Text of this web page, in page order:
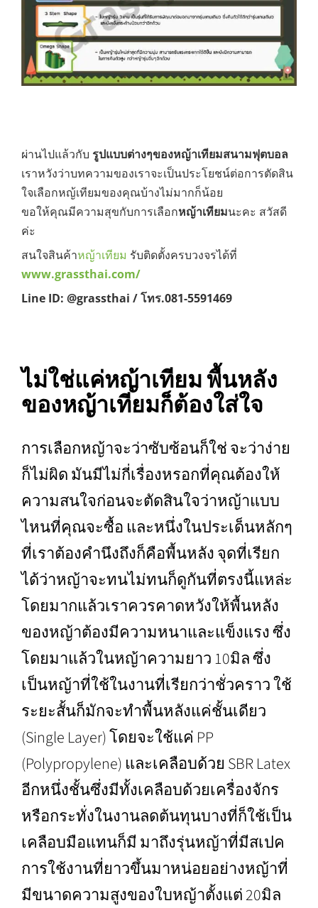
ผ่านไปแล้วกับ รูปแบบต่างๆของหญ้าเทียมสนามฟุตบอล
เราหวังว่าบทความของเราจะเป็นประโยชน์ต่อการตัดสิน
ใจเลือกหญ้เทียมของคุณบ้างไม่มากก็น้อย
ขอให้คุณมีความสุขกับการเลือกหญ้าเทียมนะคะ สวัสดี
ค่ะ
สนใจสินค้าหญ้าเทียม รับติดตั้งครบวงจรได้ที่
www.grassthai.com/
Line ID: @grassthai / โทร.081-5591469
ไม่ใช่แค่หญ้าเทียม พื้นหลัง
ของหญ้าเทียมก็ต้องใส่ใจ
การเลือกหญ้าจะว่าซับซ้อนก็ใช่ จะว่าง่าย
ก็ไม่ผิด มันมีไม่กี่เรื่องหรอกที่คุณต้องให้
ความสนใจก่อนจะตัดสินใจว่าหญ้าแบบ
ไหนที่คุณจะซื้อ และหนึ่งในประเด็นหลักๆ
ที่เราต้องคำนึงถึงก็คือพื้นหลัง จุดที่เรียก
ได้ว่าหญ้าจะทนไม่ทนก็ดูกันที่ตรงนี้แหล่ะ
โดยมากแล้วเราควรคาดหวังให้พื้นหลัง
ของหญ้าต้องมีความหนาและแข็งแรง ซึ่ง
โดยมาแล้วในหญ้าความยาว 10มิล ซึ่ง
เป็นหญ้าที่ใช้ในงานที่เรียกว่าชั่วคราว ใช้
ระยะสั้นก็มักจะทำพื้นหลังแค่ชั้นเดียว
(Single Layer) โดยจะใช้แค่ PP
(Polypropylene) และเคลือบด้วย SBR Latex
อีกหนึ่งชั้นซึ่งมีทั้งเคลือบด้วยเครื่องจักร
หรือกระทั่งในงานลดต้นทุนบางที่ก็ใช้เป็น
เคลือบมือแทนก็มี มาถึงรุ่นหญ้าที่มีสเปค
การใช้งานที่ยาวขึ้นมาหน่อยอย่างหญ้าที่
มีขนาดความสูงของใบหญ้าตั้งแต่ 20มิล